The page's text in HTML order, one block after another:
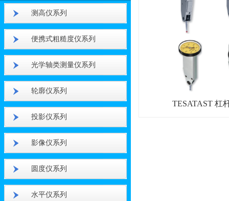
TESATAST 杠
测高仪系列
便携式粗糙度仪系列
光学轴类测量仪系列
轮廓仪系列
投影仪系列
影像仪系列
圆度仪系列
水平仪系列